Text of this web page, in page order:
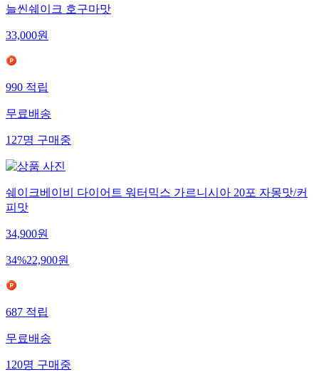
늘씬쉐이크 호구마맛
33,000원
990적립
무료배송
127명구매중
쉐이크베이비 다이어트 워터믹스 가르니시아 20포 자몽맛/커
피맛
34,900원
34%22,900원
687적립
무료배송
120명구매중